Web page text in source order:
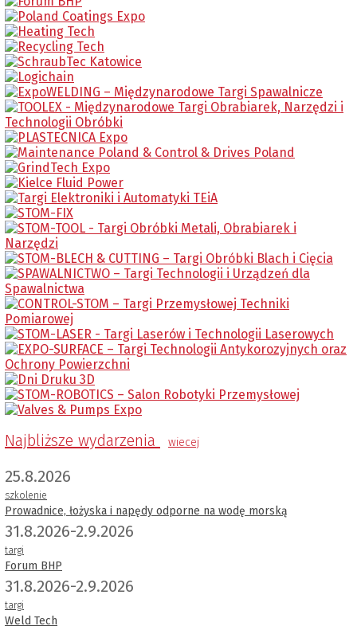
Najbliższe wydarzenia wiecej
25.8.2026
szkolenie
Prowadnice, łożyska i napędy odporne na wodę morską
31.8.2026-2.9.2026
targi
Forum BHP
31.8.2026-2.9.2026
targi
Weld Tech